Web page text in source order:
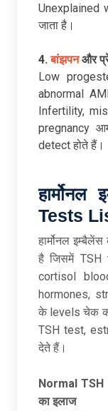
Unexplained
जाता है।​
4. बांझपन और
Low
abnormal
Infertility,
pregnancy
detect होते हैं।​
हार्मोनल
Tests
हार्मोनल
है जिसमें
cortisol
hormones,
के levels चेक
TSH test,
देते हैं।
Normal
काइलाज